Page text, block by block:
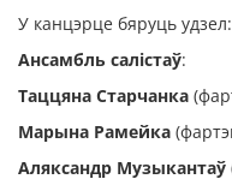
У канцэрце бяруць удзел:
Ансамбль салістаў:
Таццяна Старчанка
Марына Рамейка
Аляксандр Музыкантаў